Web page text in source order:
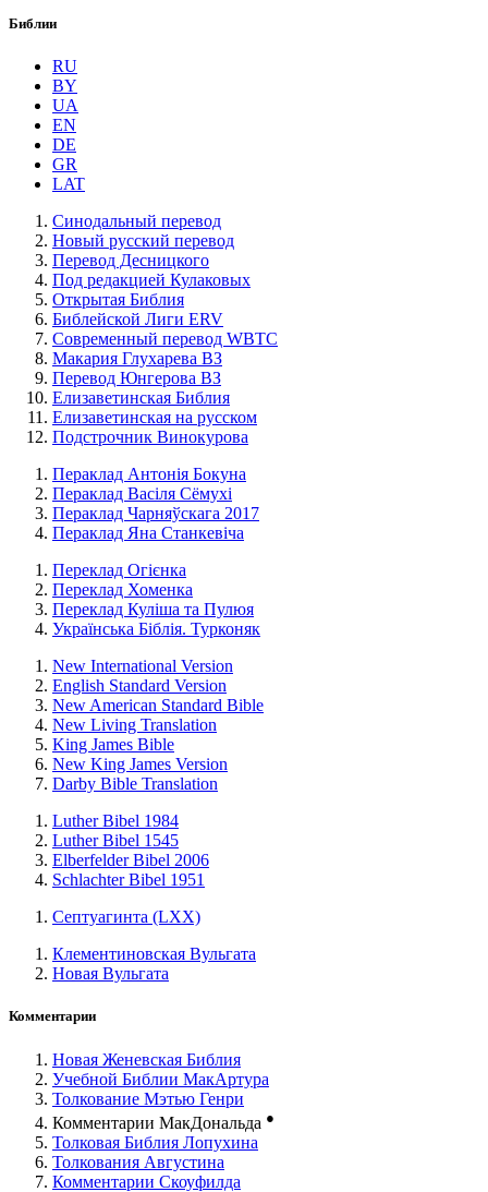
Библии
RU
BY
UA
EN
DE
GR
LAT
Синодальный перевод
Новый русский перевод
Перевод Десницкого
Под редакцией Кулаковых
Открытая Библия
Библейской Лиги ERV
Cовременный перевод WBTC
Макария Глухарева ВЗ
Перевод Юнгерова ВЗ
Елизаветинская Библия
Елизаветинская на русском
Подстрочник Винокурова
Пераклад Антонія Бокуна
Пераклад Васіля Сёмухі
Пераклад Чарняўскага 2017
Пераклад Яна Станкевіча
Переклад Огієнка
Переклад Хоменка
Переклад Куліша та Пулюя
Українська Біблія. Турконяк
New International Version
English Standard Version
New American Standard Bible
New Living Translation
King James Bible
New King James Version
Darby Bible Translation
Luther Bibel 1984
Luther Bibel 1545
Elberfelder Bibel 2006
Schlachter Bibel 1951
Септуагинта (LXX)
Клементиновская Вульгата
Новая Вульгата
Комментарии
Новая Женевская Библия
Учебной Библии МакАртура
Толкование Мэтью Генри
Комментарии МакДональда ●
Толковая Библия Лопухина
Толкования Августина
Комментарии Скоуфилда